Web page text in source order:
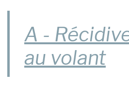
A -
au volant